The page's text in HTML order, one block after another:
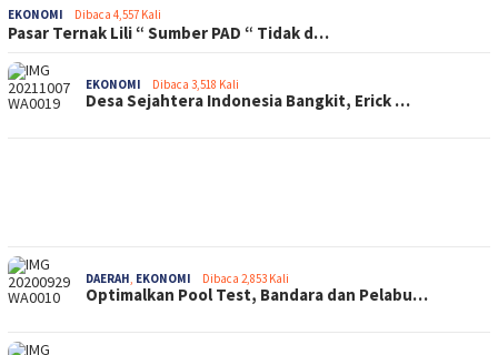
EKONOMI Dibaca 4,557 Kali
Pasar Ternak Lili “ Sumber PAD “ Tidak d…
EKONOMI Dibaca 3,518 Kali
Desa Sejahtera Indonesia Bangkit, Erick …
DAERAH, EKONOMI Dibaca 2,853 Kali
Optimalkan Pool Test, Bandara dan Pelabu…